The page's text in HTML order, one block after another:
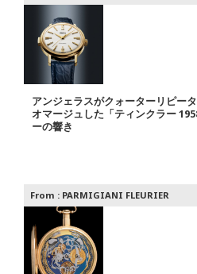
アンジェラスがクォーターリピー
オマージュした「ティンクラー
ーの響き
From : PARMIGIANI FLEURIER